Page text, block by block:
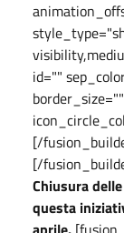
id=""
[/
[/
Chiusura
questa